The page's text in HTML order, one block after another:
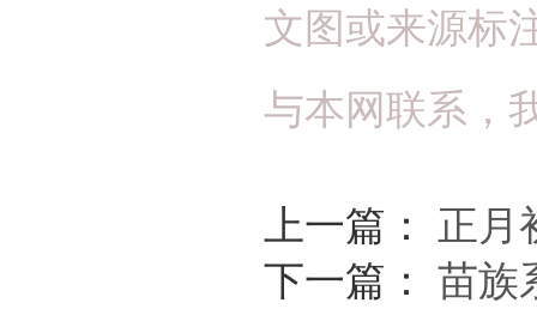
文图或来源标
与本网联系，
上一篇： 正月
下一篇： 苗族